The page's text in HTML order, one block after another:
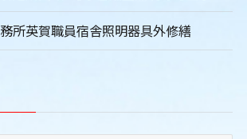
所英賀職員宿舎照明器具外修繕